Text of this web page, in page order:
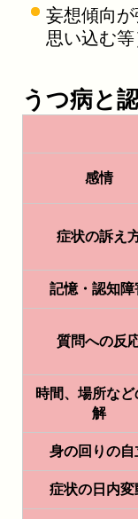
妄想傾向
思い込む
うつ病と
感情
症状の訴え
記憶・認知障
質問への反
時間、場所など
解
身の回りの自
症状の日内変